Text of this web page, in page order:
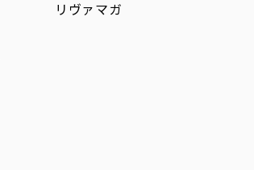
リヴァマガ